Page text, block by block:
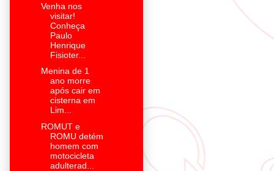
Venha nos
visitar!
Conheça
Paulo
Henrique
Fisioter...
Menina de 1
ano morre
após cair em
cisterna em
Lim...
ROMUT e
ROMU detém
homem com
motocicleta
adulterad...